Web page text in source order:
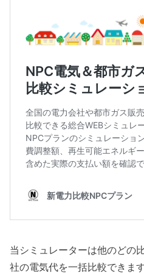
当シミュレーターは他のどの
社の電気代を一括比較できます